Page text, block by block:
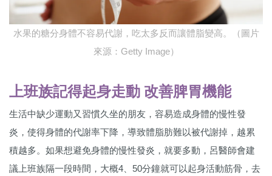
水果的糖分身體不容易代謝，吃太多反而讓體脂變高。（圖片
來源：Getty Image）
上班族記得起身走動 改善脾胃機能
生活中缺少運動又習慣久坐的朋友，容易造成身體的慢性發
炎，使得身體的代謝率下降，導致體脂肪難以被代謝掉，越累
積越多。如果想避免身體的慢性發炎，就要多動，呂醫師會建
議上班族隔一段時間，大概4、50分鐘就可以起身活動筋骨，去